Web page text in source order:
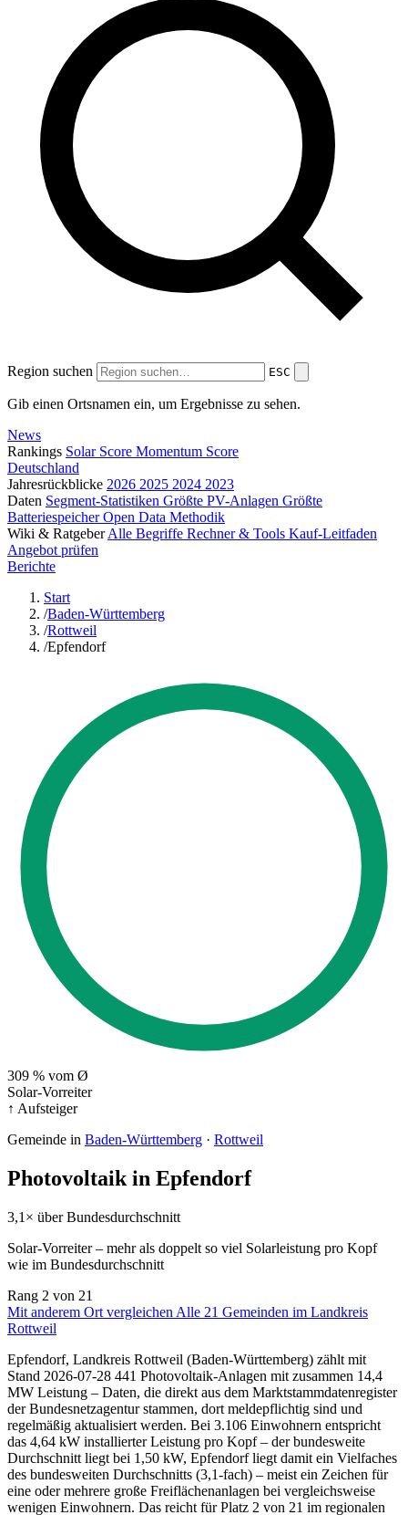
Region suchen ESC
Gib einen Ortsnamen ein, um Ergebnisse zu sehen.
News
Rankings Solar Score Momentum Score
Deutschland
Jahresrückblicke 2026 2025 2024 2023
Daten Segment-Statistiken Größte PV-Anlagen Größte
BatteriespeicherOpen Data Methodik
Wiki & Ratgeber Alle Begriffe Rechner & Tools Kauf-Leitfaden
Angebot prüfen
Berichte
Start
/Baden-Württemberg
/Rottweil
/Epfendorf
309 % vom Ø
Solar-Vorreiter
↑ Aufsteiger
Gemeinde in Baden-Württemberg · Rottweil
Photovoltaik in Epfendorf
3,1× über Bundesdurchschnitt
Solar-Vorreiter – mehr als doppelt so viel Solarleistung pro Kopf
wie im Bundesdurchschnitt
Rang 2 von 21
Mit anderem Ort vergleichen Alle 21 Gemeinden im Landkreis
Rottweil
Epfendorf, Landkreis Rottweil (Baden-Württemberg) zählt mit
Stand 2026-07-28 441 Photovoltaik-Anlagen mit zusammen 14,4
MW Leistung – Daten, die direkt aus dem Marktstammdatenregister
der Bundesnetzagentur stammen, dort meldepflichtig sind und
regelmäßig aktualisiert werden. Bei 3.106 Einwohnern entspricht
das 4,64 kW installierter Leistung pro Kopf – der bundesweite
Durchschnitt liegt bei 1,50 kW, Epfendorf liegt damit ein Vielfaches
des bundesweiten Durchschnitts (3,1-fach) – meist ein Zeichen für
eine oder mehrere große Freiflächenanlagen bei vergleichsweise
wenigen Einwohnern. Das reicht für Platz 2 von 21 im regionalen